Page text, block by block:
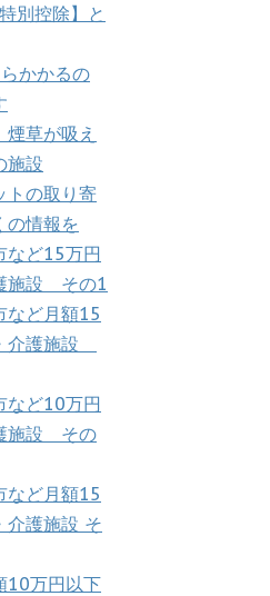
別控除】と
かかるの
草が吸え
施設
の取り寄
情報を
など15万円
施設 その1
など月額15
介護施設
など10万円
施設 その
など月額15
介護施設 そ
10万円以下